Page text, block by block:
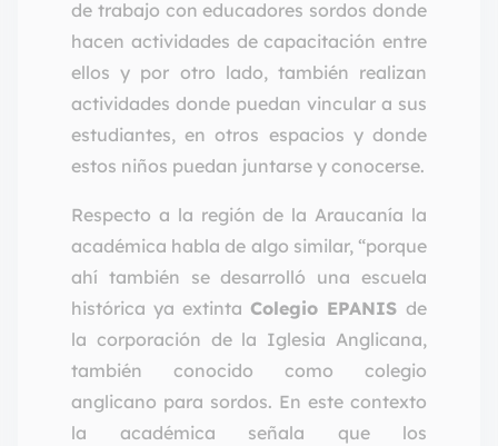
de trabajo con educadores sordos donde
hacen actividades de capacitación entre
ellos y por otro lado, también realizan
actividades donde puedan vincular a sus
estudiantes, en otros espacios y donde
estos niños puedan juntarse y conocerse.
Respecto a la región de la Araucanía la
académica habla de algo similar, “porque
ahí también se desarrolló una escuela
histórica ya extinta Colegio EPANIS de
la corporación de la Iglesia Anglicana,
también conocido como colegio
anglicano para sordos. En este contexto
la académica señala que los